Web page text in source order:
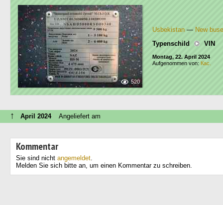
520
Usbekistan — New
Typenschild
VIN
Montag, 22. April 2024
Aufgenommen von: Кас.
↑ April 2024Angeliefert am
Kommentar
Sie sind nicht angemeldet.
Melden Sie sich bitte an, um einen Kommentar zu schreiben.